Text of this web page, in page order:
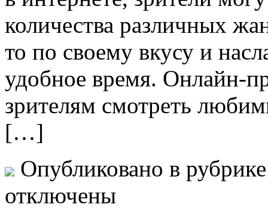
количества различных
то по своему вкусу и
удобное время. Онлайн-
зрителям смотреть
[…]
Опубликовано в
отключены